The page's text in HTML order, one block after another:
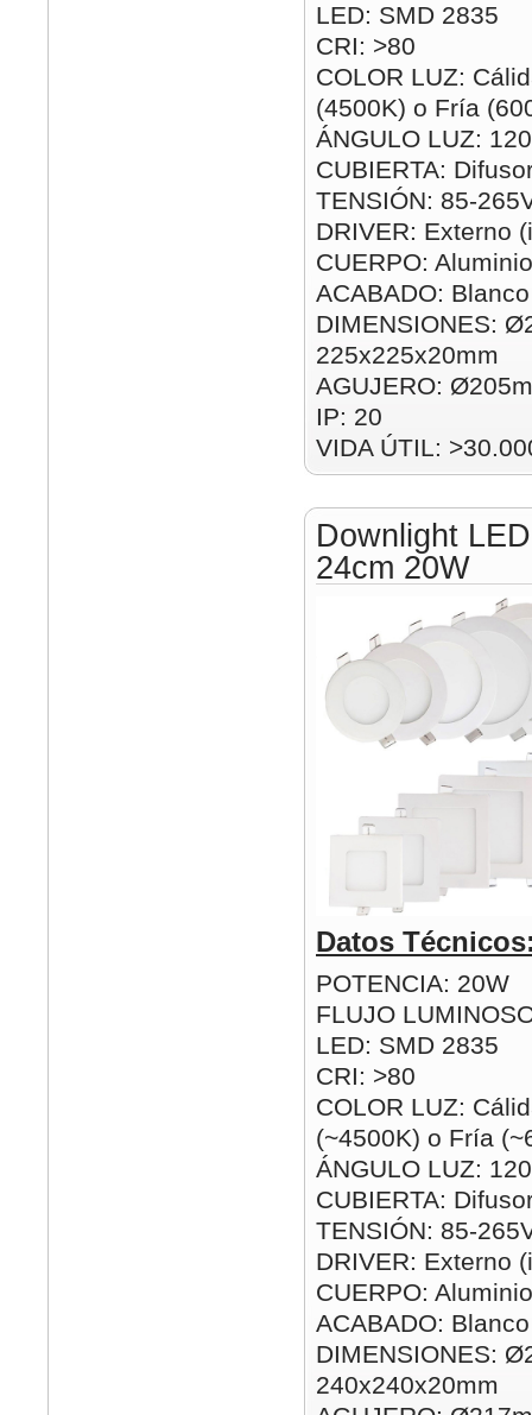
LED: SMD 2835
CRI: >80
COLOR LUZ:
(4500K) o Fría
ÁNGULO LUZ:
CUBIERTA:
TENSIÓN: 85-
DRIVER: Externo
CUERPO: Aluminio
ACABADO: Blanco
DIMENSIONES:
225x225x20mm
AGUJERO:
IP: 20
VIDA ÚTIL:
Downlight
24cm 20W
Datos
POTENCIA: 20W
FLUJO
LED: SMD 2835
CRI: >80
COLOR LUZ:
(~4500K) o Fría
ÁNGULO LUZ:
CUBIERTA:
TENSIÓN: 85-
DRIVER: Externo
CUERPO: Aluminio
ACABADO: Blanco
DIMENSIONES:
240x240x20mm